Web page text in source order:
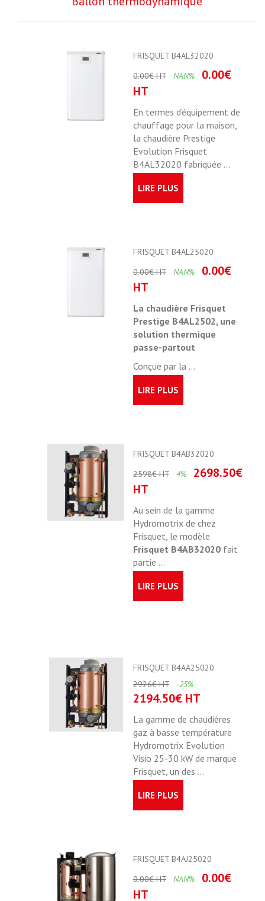
FRISQUET B4AL32020
0.00€ HT
NAN%
0.00€
HT
En termes d’équipement de
chauffage pour la maison,
la chaudière Prestige
Evolution Frisquet
B4AL32020 fabriquée ...
LIRE PLUS
FRISQUET B4AL25020
0.00€ HT
NAN%
0.00€
HT
La chaudière Frisquet
Prestige B4AL2502, une
solution thermique
passe-partout
Conçue par la ...
LIRE PLUS
FRISQUET B4AB32020
2598€ HT
4%
2698.50€
HT
Au sein de la gamme
Hydromotrix de chez
Frisquet, le modèle
Frisquet B4AB32020 fait
partie ...
LIRE PLUS
FRISQUET B4AA25020
2926€ HT
-25%
2194.50€ HT
La gamme de chaudières
gaz à basse température
Hydromotrix Evolution
Visio 25-30 kW de marque
Frisquet, un des ...
LIRE PLUS
FRISQUET B4AJ25020
0.00€ HT
NAN%
0.00€
HT